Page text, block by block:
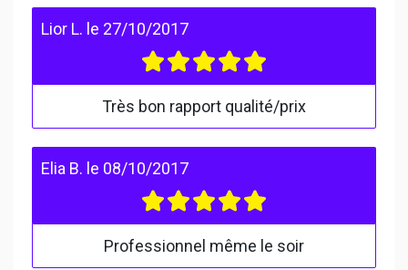
Lior L. le 27/10/2017
Très bon rapport qualité/prix
Elia B. le 08/10/2017
Professionnel même le soir